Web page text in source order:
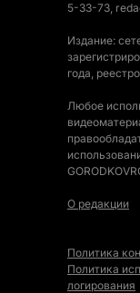
5-33-73,
Издание:
года,
Любое
О редакции
Политика
Политика
логирования